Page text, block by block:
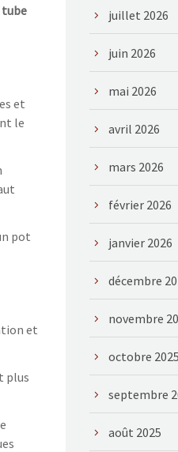
tube
et
le
pot
et
plus
juillet 2026
juin 2026
mai 2026
avril 2026
mars 2026
février 2026
janvier 2026
décembre
novembre
octobre 2025
septembre
août 2025